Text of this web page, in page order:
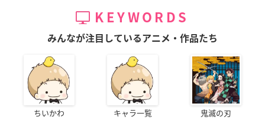
KEYWORDS
みんなが注目しているアニメ・作品たち
ちいかわ キャラ一覧 鬼滅の刃